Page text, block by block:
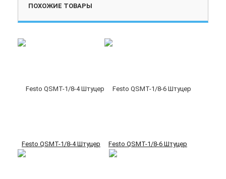
ПОХОЖИЕ ТОВАРЫ
Festo QSMT-1/8-4 Штуцер Festo QSMT-1/8-6 Штуцер